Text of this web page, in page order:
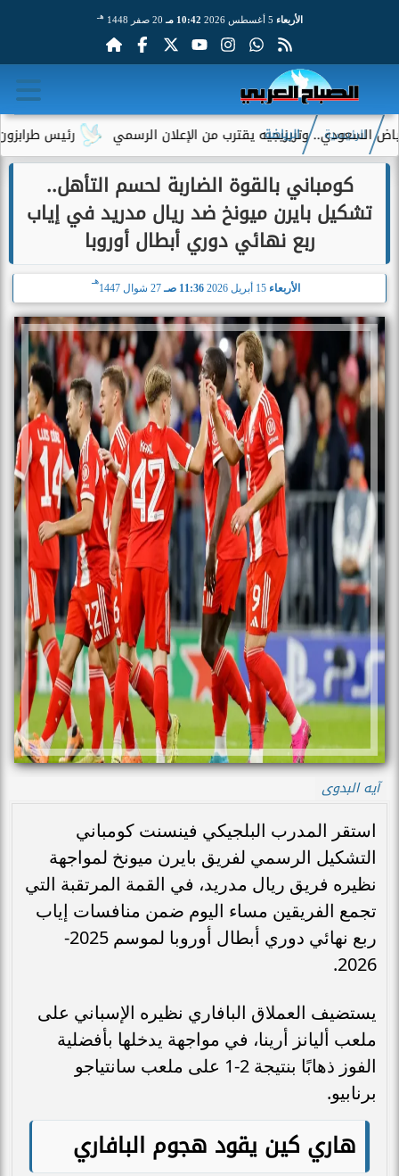
الأربعاء 10:42 مـ 20 صفر 1448 هـ
رئيس طرابزون سبور يكشف وتريزيجيه يقترب من الإعلان الرسمي
الرئيسية الرياضة
كومباني بالقوة الضاربة لحسم التأهل..
تشكيل بايرن ميونخ ضد ريال مدريد في إياب
ربع نهائي دوري أبطال أوروبا
الأربعاء 11:36 صـ 27 شوال 1447
هـ
آيه البدوى
استقر المدرب البلجيكي فينسنت كومباني
التشكيل الرسمي لفريق بايرن ميونخ لمواجهة
نظيره فريق ريال مدريد، في القمة المرتقبة التي
تجمع الفريقين مساء اليوم ضمن منافسات إياب
ربع نهائي دوري أبطال أوروبا لموسم 2025-
2026.
يستضيف العملاق البافاري نظيره الإسباني على
ملعب أليانز أرينا، في مواجهة يدخلها بأفضلية
الفوز ذهابًا بنتيجة 2-1 على ملعب سانتياجو
برنابيو.
هاري كين يقود هجوم البافاري